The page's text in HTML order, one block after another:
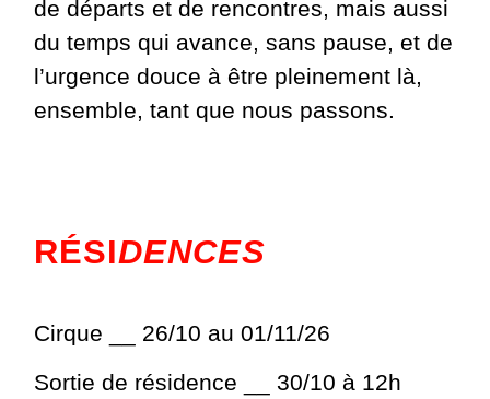
de départs et de rencontres, mais aussi
du temps qui avance, sans pause, et de
l’urgence douce à être pleinement là,
ensemble, tant que nous passons.
RÉSIDENCES
Cirque __ 26/10 au 01/11/26
Sortie de résidence __ 30/10 à 12h